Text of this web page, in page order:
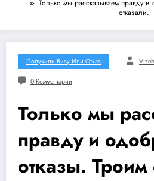
Только мы рассказываем правду
отказали.
Получили Визу Или Отказ
0 Комментарии
Только мы
правду и
отказы. Троим